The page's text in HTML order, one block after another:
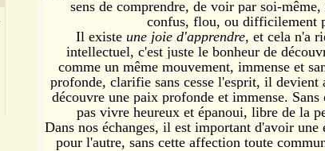
sens de comprendre, de voir par soi-
confus, flou, ou difficilement
Il existe une joie d'apprendre, et cela n'a
intellectuel, c'est juste le bonheur de
comme un même mouvement, immense et
profonde, clarifie sans cesse l'esprit, il
découvre une paix profonde et immense.
pas vivre heureux et épanoui, libre de la
Dans nos échanges, il est important d'avoir
pour l'autre, sans cette affection toute